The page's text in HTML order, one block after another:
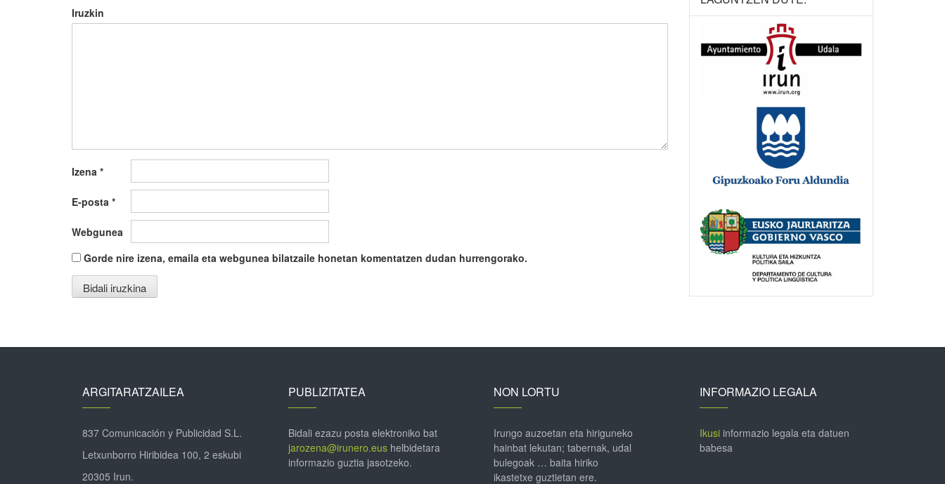
Iruzkin
Izena *
E-posta *
Webgunea
Gorde nire izena, emaila eta webgunea bilatzaile honetan komentatzen dudan hurrengorako.
ARGITARATZAILEA
837 Comunicación y Publicidad S.L.
Letxunborro Hiribidea 100, 2 eskubi
20305 Irun.
PUBLIZITATEA
Bidali ezazu posta elektroniko bat
jarozena@irunero.eushelbidetara
informazio guztia jasotzeko.
NON LORTU
Irungo auzoetan eta hiriguneko
hainbat lekutan; tabernak, udal
bulegoak … baita hiriko
ikastetxe guztietan ere.
INFORMAZIO LEGALA
Ikusiinformazio legala eta datuen
babesa